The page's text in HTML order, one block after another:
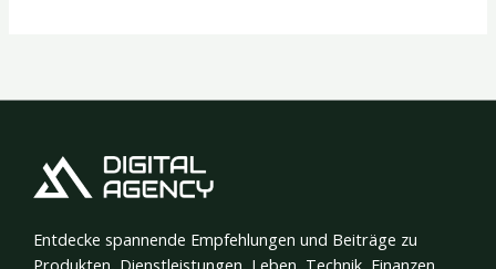
Entdecke spannende Empfehlungen und Beiträge zu
Produkten, Dienstleistungen, Leben, Technik, Finanzen